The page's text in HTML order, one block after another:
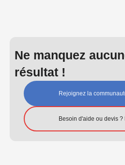
Ne manquez
résultat !
Rejoignez la
Besoin d'aide ou devis ?